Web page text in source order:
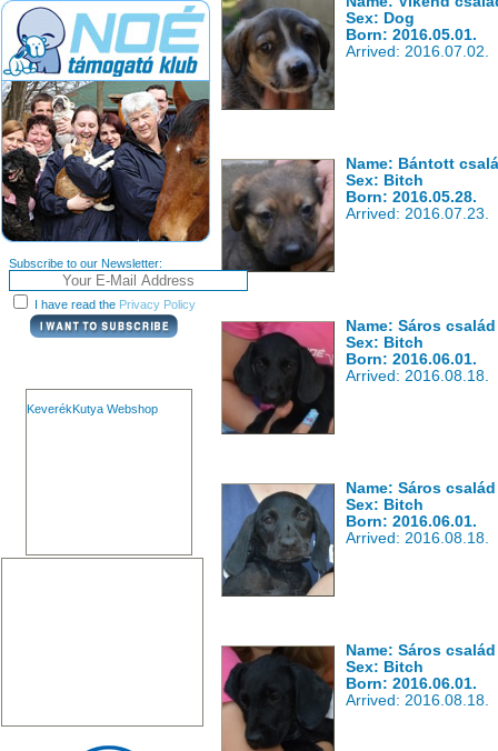
Subscribe to our Newsletter:
I have read the Privacy Policy
KeverékKutya Webshop
Sex: Dog
Born: 2016.05.01.
Arrived: 2016.07.02.
Name: Bántott
Sex: Bitch
Born: 2016.05.28.
Arrived: 2016.07.23.
Name: Sáros
Sex: Bitch
Born: 2016.06.01.
Arrived: 2016.08.18.
Name: Sáros
Sex: Bitch
Born: 2016.06.01.
Arrived: 2016.08.18.
Name: Sáros
Sex: Bitch
Born: 2016.06.01.
Arrived: 2016.08.18.